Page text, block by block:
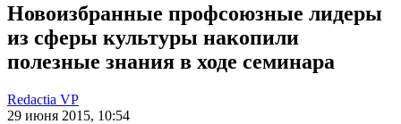
Новоизбранные профсоюзные лидеры
из сферы культуры накопили
полезные знания в ходе cеминара
Redactia VP
29 июня 2015, 10:54